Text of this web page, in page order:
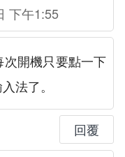
下午1:55
開機只要點一下
法了。
回覆